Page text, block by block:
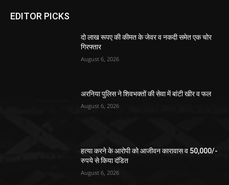
EDITOR PICKS
दो लाख रूपए की कीमत के जेवर व नकदी समेत एक चोर
गिरफ्तार
August 6, 2026
अरनिया पुलिस ने शिवभक्तों की सेवा में बांटी खीर व फल
August 6, 2026
हत्या करने के आरोपी को आजीवन कारावास व 50,000/-
रुपये से किया दंडित
August 6, 2026